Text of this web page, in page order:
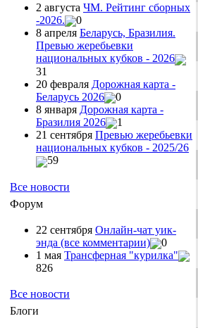
2 августа ЧМ. Рейтинг сборных
-2026.
0
8 апреля Беларусь, Бразилия.
Превью жеребьевки
национальных кубков - 2026
31
20 февраля Дорожная карта -
Беларусь 2026
0
8 января Дорожная карта -
Бразилия 2026
1
21 сентября Превью жеребьевки
национальных кубков - 2025/26
59
Все новости
Форум
22 сентября Онлайн-чат уик-
энда (все комментарии)
0
1 мая Трансферная "курилка"
826
Все новости
Блоги